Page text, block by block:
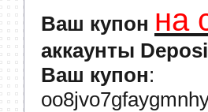
Ваш купон на
аккаунты
Ваш купон: